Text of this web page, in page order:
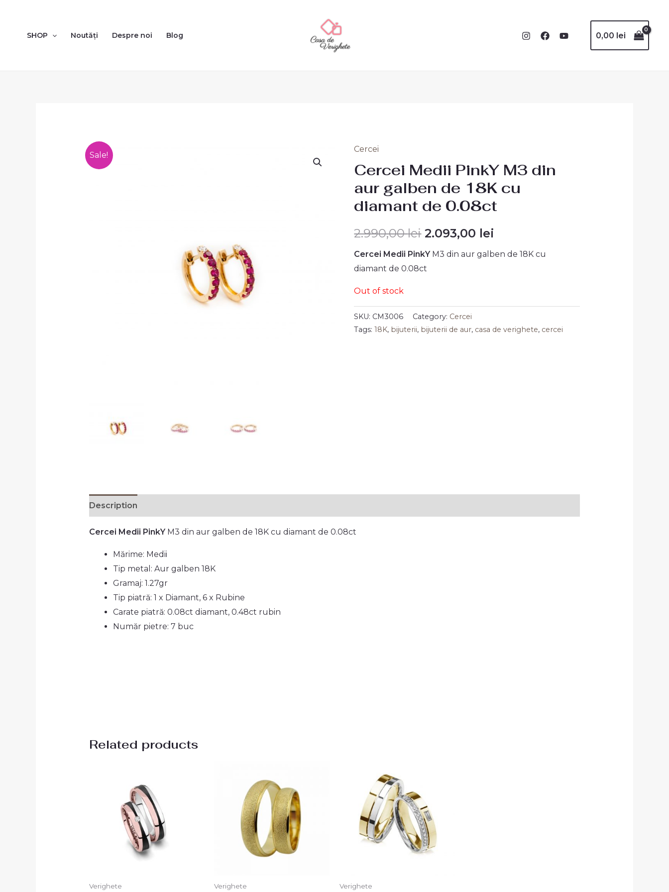
SHOP Noutăți Despre noi Blog 0,00 lei
Sale!
Cercei
Cercei Medii PinkY M3 din
aur galben de 18K cu
diamant de 0.08ct
2.990,00lei 2.093,00 lei
Cercei Medii PinkYM3 din aur galben de 18K cu
diamant de 0.08ct
Out of stock
SKU: CM3006 Category: Cercei
Tags:18K, bijuterii, bijuterii de aur, casa de verighete, cercei
Description
Cercei Medii PinkYM3 din aur galben de 18K cu diamant de 0.08ct
Mărime: Medii
Tip metal: Aur galben 18K
Gramaj: 1.27gr
Tip piatră: 1 x Diamant, 6 x Rubine
Carate piatră: 0.08ct diamant, 0.48ct rubin
Număr pietre: 7 buc
Related products
Verighete Verighete Verighete